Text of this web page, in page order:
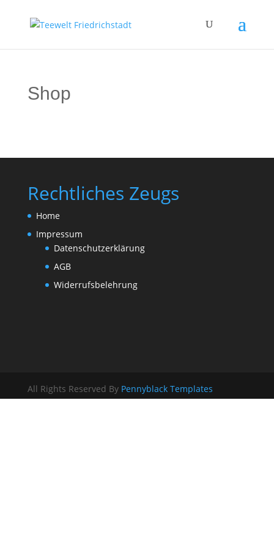
Shop
Rechtliches Zeugs
Home
Impressum
Datenschutzerklärung
AGB
Widerrufsbelehrung
All Rights Reserved By Pennyblack Templates